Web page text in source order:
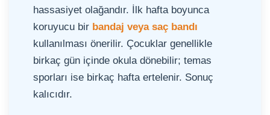
hassasiyet olağandır. İlk hafta boyunca
koruyucu bir bandaj veya saç bandı
kullanılması önerilir. Çocuklar genellikle
birkaç gün içinde okula dönebilir; temas
sporları ise birkaç hafta ertelenir. Sonuç
kalıcıdır.